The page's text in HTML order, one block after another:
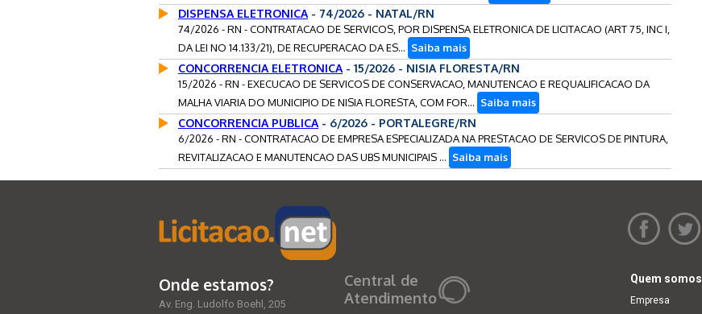
DISPENSA ELETRONICA - 74/2026 - NATAL/RN
74/2026 - RN - CONTRATACAO DE SERVICOS, POR DISPENSA ELETRONICA DE LICITACAO (ART 75, INC I,
DA LEI NO 14.133/21), DE RECUPERACAO DA ES... Saiba mais
CONCORRENCIA ELETRONICA - 15/2026 - NISIA FLORESTA/RN
15/2026 - RN - EXECUCAO DE SERVICOS DE CONSERVACAO, MANUTENCAO E REQUALIFICACAO DA
MALHA VIARIA DO MUNICIPIO DE NISIA FLORESTA, COM FOR... Saiba mais
CONCORRENCIA PUBLICA - 6/2026 - PORTALEGRE/RN
6/2026 - RN - CONTRATACAO DE EMPRESA ESPECIALIZADA NA PRESTACAO DE SERVICOS DE PINTURA,
REVITALIZACAO E MANUTENCAO DAS UBS MUNICIPAIS ... Saiba mais
Onde estamos?
Av. Eng. Ludolfo Boehl, 205
Central de
Atendimento
Quem somos
Empresa